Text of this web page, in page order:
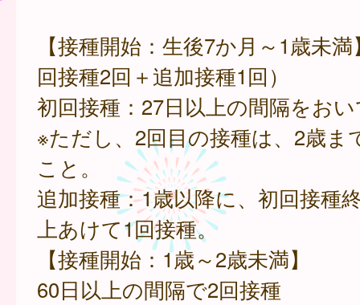
【接種開始：生後7か月～1歳未
回接種2回＋追加接種1回）
初回接種：27日以上の間隔をお
※ただし、2回目の接種は、2歳ま
こと。
追加接種：1歳以降に、初回接種
上あけて1回接種。
【接種開始：1歳～2歳未満】
60日以上の間隔で2回接種